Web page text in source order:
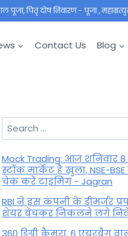
पूजा, पितृ दोष निवारण - पूजा ,
Contact Us Blog
Search
for:
Mock Trading: आज शनिवार
स्टॉक मार्केट है खुला, NSE-BSE
चेक करें टाइमिंग - Jagran
RBI ने इस कंपनी के डीमर्जर
शेयर बेचकर निकलने लगे
360 डिग्री कैमरा, 6 एयरबैग